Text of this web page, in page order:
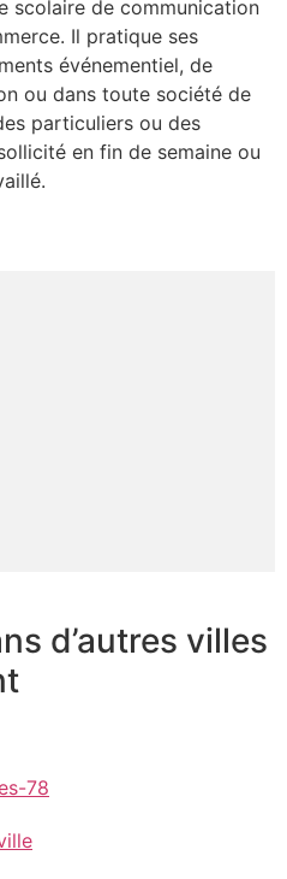
scolaire de communication
Il pratique ses
événementiel, de
ou dans toute société de
particuliers ou des
en fin de semaine ou
d’autres villes
78